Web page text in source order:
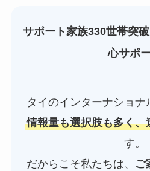
サポート家族330世帯突
心サポ
タイのインターナショナ
情報量も選択肢も多く、
す。
だからこそ私たちは、 ご